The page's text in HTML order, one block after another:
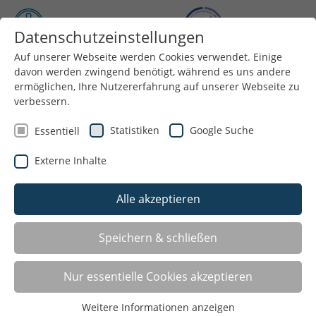
Menü
Ständige Sportkonferenz
Protokoll_Ständige_Sportkonferenz_2026-05-20
Datenschutzeinstellungen
Auf unserer Webseite werden Cookies verwendet. Einige
davon werden zwingend benötigt, während es uns andere
ermöglichen, Ihre Nutzererfahrung auf unserer Webseite zu
verbessern.
Essentiell Statistiken Google Suche
Externe Inhalte
Alle akzeptieren
Speichern & schließen
Nur essentielle Cookies akzeptieren
Weitere Informationen anzeigen